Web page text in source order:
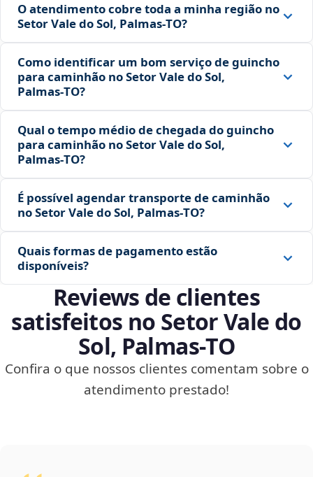
O atendimento cobre toda a minha região no
Setor Vale do Sol, Palmas‑TO?
Como identificar um bom serviço de guincho
para caminhão no Setor Vale do Sol,
Palmas‑TO?
Qual o tempo médio de chegada do guincho
para caminhão no Setor Vale do Sol,
Palmas‑TO?
É possível agendar transporte de caminhão
no Setor Vale do Sol, Palmas‑TO?
Quais formas de pagamento estão
disponíveis?
Reviews de clientes
satisfeitos no Setor Vale do
Sol, Palmas‑TO
Confira o que nossos clientes comentam sobre o
atendimento prestado!